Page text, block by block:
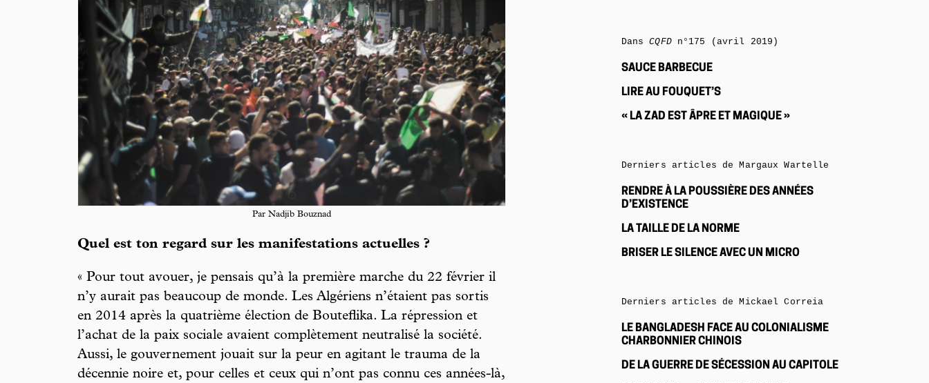
Par Nadjib Bouznad
Quel est ton regard sur les manifestations actuelles ?
« Pour tout avouer, je pensais qu’à la première marche du 22 février il
n’y aurait pas beaucoup de monde. Les Algériens n’étaient pas sortis
en 2014 après la quatrième élection de Bouteflika. La répression et
l’achat de la paix sociale avaient complètement neutralisé la société.
Aussi, le gouvernement jouait sur la peur en agitant le trauma de la
décennie noire et, pour celles et ceux qui n’ont pas connu ces années-là,
DansCQFDn°175 (avril 2019)
SAUCE BARBECUE
LIRE AU FOUQUET’S
« LA ZAD EST ÂPRE ET MAGIQUE »
Derniers articles de Margaux Wartelle
RENDRE À LA POUSSIÈRE DES ANNÉES
D’EXISTENCE
LA TAILLE DE LA NORME
BRISER LE SILENCE AVEC UN MICRO
Derniers articles de Mickael Correia
LE BANGLADESH FACE AU COLONIALISME
CHARBONNIER CHINOIS
DE LA GUERRE DE SÉCESSION AU CAPITOLE